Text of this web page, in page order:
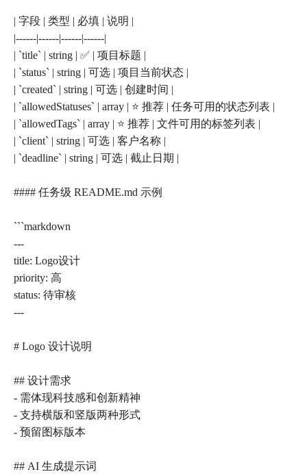
| 字段 | 类型 | 必填 | 说明 |
|------|------|------|------|
| `title` | string | ✅ | 项目标题 |
| `status` | string | 可选 | 项目当前状态 |
| `created` | string | 可选 | 创建时间 |
| `allowedStatuses` | array | ⭐ 推荐 | 任务可用的状态列表 |
| `allowedTags` | array | ⭐ 推荐 | 文件可用的标签列表 |
| `client` | string | 可选 | 客户名称 |
| `deadline` | string | 可选 | 截止日期 |
#### 任务级 README.md 示例
```markdown
---
title: Logo设计
priority: 高
status: 待审核
---
# Logo 设计说明
## 设计需求
- 需体现科技感和创新精神
- 支持横版和竖版两种形式
- 预留图标版本
## AI 生成提示词